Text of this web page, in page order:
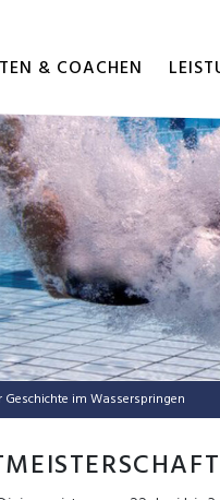
& COACHEN
im Wasserspringen